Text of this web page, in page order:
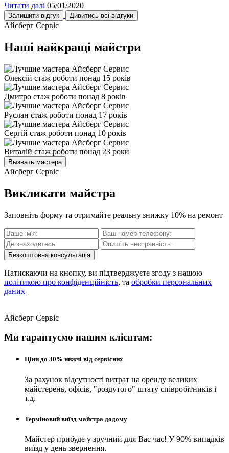
Читати далі 05/01/2020
Залишити відгук Дивитись всі відгуки
Айсберг Сервіс
Наші найкращі майстри
Олексій стаж роботи понад 15 років
Дмитро стаж роботи понад 8 років
Руслан стаж роботи понад 17 років
Сергій стаж роботи понад 10 років
Виталій стаж роботи понад 23 роки
Вызвать мастера
Айсберг Сервіс
Викликати майстра
Заповніть форму та отримайте реальну знижку 10% на ремонт
Безкоштовна консультація
Натискаючи на кнопку, ви підтверджуєте згоду з нашою
політикою про конфіденційність, та обробки персональних
даних
Айсберг Сервіс
Ми гарантуємо нашим клієнтам:
Ціни до 30% нижчі від сервісних
За рахунок відсутності витрат на оренду великих
майстерень, офісів, "роздутого" штату співробітників і
т.д.
Терміновий виїзд майстра додому
Майстер прибуде у зручний для Вас час! У 90% випадків
виїзд у день звернення.